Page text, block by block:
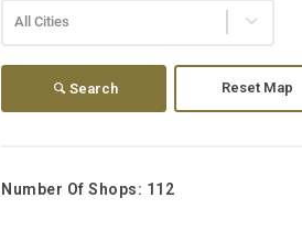
All Cities
Search Reset Map
Number Of Shops: 112